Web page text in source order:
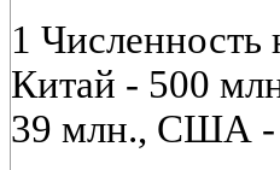
1 Численность
Китай - 500
39 млн., США -